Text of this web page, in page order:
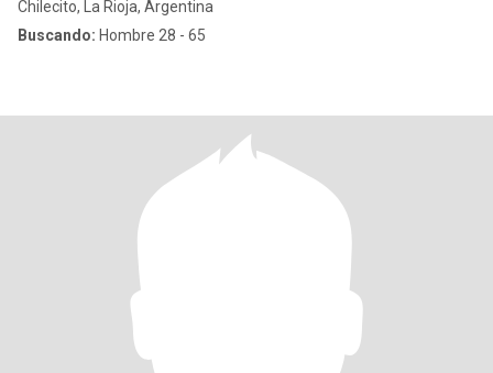
Chilecito, La Rioja, Argentina
Buscando: Hombre 28 - 65